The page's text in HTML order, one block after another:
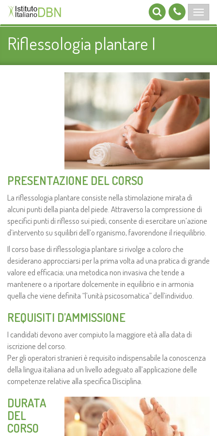
Riflessologia plantare I
PRESENTAZIONE DEL CORSO
La riflessologia plantare consiste nella stimolazione mirata di
alcuni punti della pianta del piede. Attraverso la compressione di
specifici punti di riflesso sui piedi, consente di esercitare un’azione
d’intervento su squilibri dell’o rganismo, favorendone il riequilibrio.
Il corso base di riflessologia plantare si rivolge a coloro che
desiderano approcciarsi per la prima volta ad una pratica di grande
valore ed efficacia; una metodica non invasiva che tende a
mantenere o a riportare dolcemente in equilibrio e in armonia
quella che viene definita “l’unità psicosomatica” dell’individuo.
REQUISITI D’AMMISSIONE
I candidati devono aver compiuto la maggiore età alla data di
iscrizione del corso.
Per gli operatori stranieri è requisito indispensabile la conoscenza
della lingua italiana ad un livello adeguato all’applicazione delle
competenze relative alla specifica Disciplina.
DURATA
DEL
CORSO